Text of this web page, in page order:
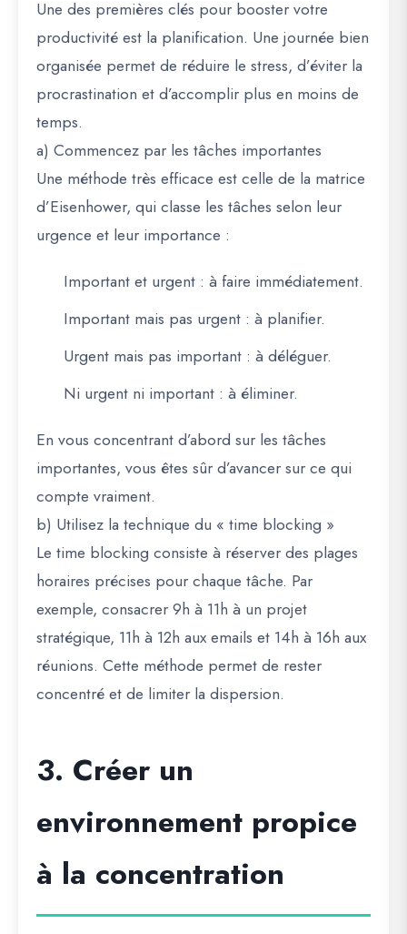
Une des premières clés pour booster votre
productivité est la planification. Une journée bien
organisée permet de réduire le stress, d’éviter la
procrastination et d’accomplir plus en moins de
temps.
a) Commencez par les tâches importantes
Une méthode très efficace est celle de la matrice
d’Eisenhower, qui classe les tâches selon leur
urgence et leur importance :
Important et urgent : à faire immédiatement.
Important mais pas urgent : à planifier.
Urgent mais pas important : à déléguer.
Ni urgent ni important : à éliminer.
En vous concentrant d’abord sur les tâches
importantes, vous êtes sûr d’avancer sur ce qui
compte vraiment.
b) Utilisez la technique du « time blocking »
Le time blocking consiste à réserver des plages
horaires précises pour chaque tâche. Par
exemple, consacrer 9h à 11h à un projet
stratégique, 11h à 12h aux emails et 14h à 16h aux
réunions. Cette méthode permet de rester
concentré et de limiter la dispersion.
3. Créer un
environnement propice
à la concentration